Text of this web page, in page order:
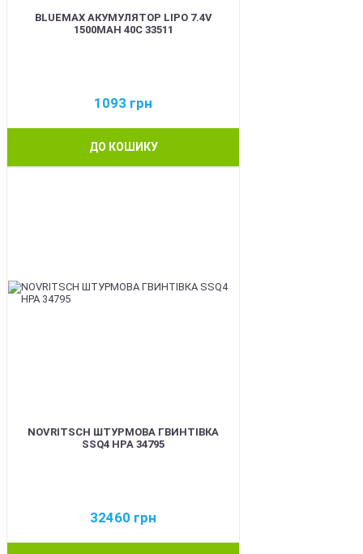
BLUEMAX АКУМУЛЯТОР LIPO 7.4V
1500MAH 40C 33511
1093 грн
ДО КОШИКУ
NOVRITSCH ШТУРМОВА ГВИНТІВКА
SSQ4 HPA 34795
32460 грн